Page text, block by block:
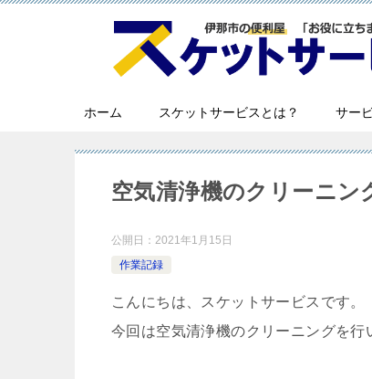
ホーム スケットサービスとは？ サー
空気清浄機のクリーニン
公開日： 2021年1月15日
作業記録
こんにちは、スケットサービスです。
今回は空気清浄機のクリーニングを行